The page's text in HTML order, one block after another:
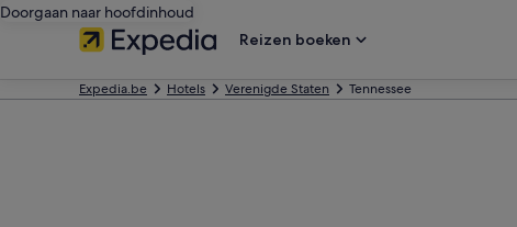
Doorgaan naar hoofdinhoud
Reizen boeken
Expedia.be Hotels Verenigde Staten Tennessee